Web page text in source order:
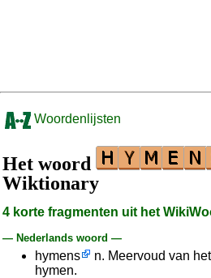
Woordenlijsten
Het woord
Wiktionary
4 korte fragmenten uit het
— Nederlands woord —
hymens
n. Meervoud van
hymen.